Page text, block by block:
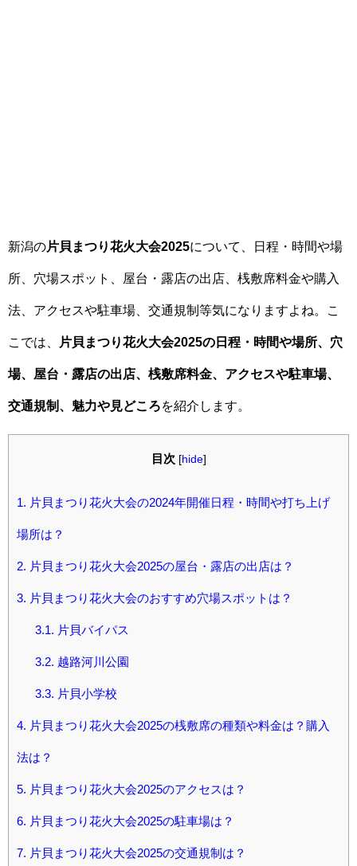
新潟の片貝まつり花火大会2025について、日程・時間や場
所、穴場スポット、屋台・露店の出店、桟敷席料金や購入
法、アクセスや駐車場、交通規制等気になりますよね。こ
こでは、 片貝まつり花火大会2025の日程・時間や場所、穴
場、屋台・露店の出店、桟敷席料金、アクセスや駐車場、
交通規制、魅力や見どころを紹介します。
目次 [hide]
1. 片貝まつり花火大会の2024年開催日程・時間や打ち上げ
場所は？
2. 片貝まつり花火大会2025の屋台・露店の出店は？
3. 片貝まつり花火大会のおすすめ穴場スポットは？
3.1. 片貝バイパス
3.2. 越路河川公園
3.3. 片貝小学校
4. 片貝まつり花火大会2025の桟敷席の種類や料金は？購入
法は？
5. 片貝まつり花火大会2025のアクセスは？
6. 片貝まつり花火大会2025の駐車場は？
7. 片貝まつり花火大会2025の交通規制は？